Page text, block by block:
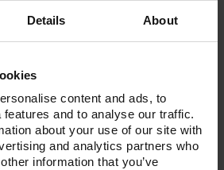
Details About
content and ads, to
and to analyse our traffic.
about your use of our site with
and analytics partners who
information that you’ve